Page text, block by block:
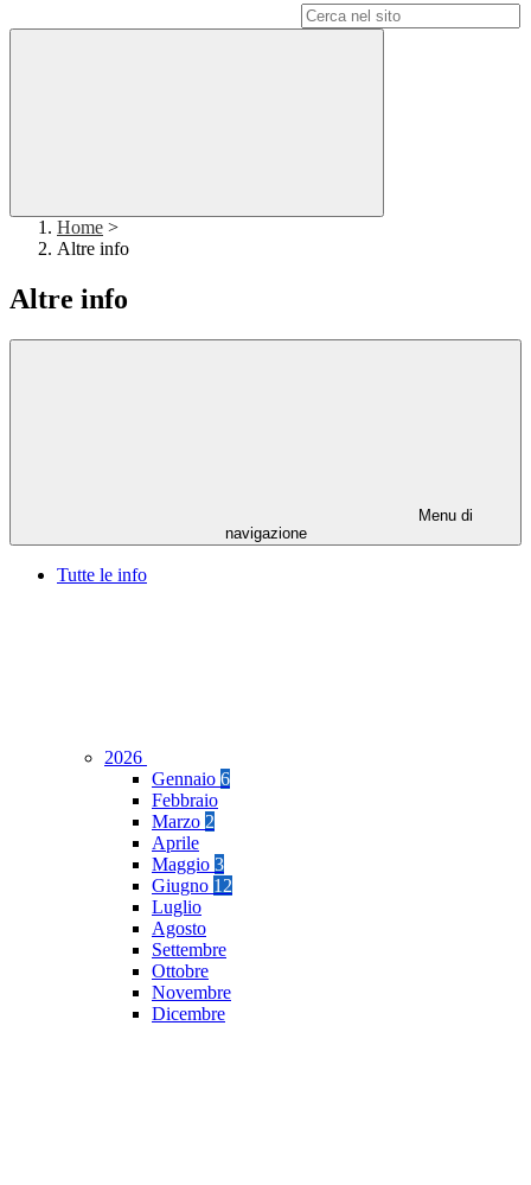
Home >
Altre info
Altre info
Menu di
navigazione
Tutte le info
2026
Gennaio 6
Febbraio
Marzo 2
Aprile
Maggio 3
Giugno 12
Luglio
Agosto
Settembre
Ottobre
Novembre
Dicembre